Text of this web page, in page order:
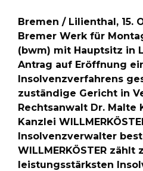
Bremen / Lilienthal, 15.
Bremer Werk für
(bwm) mit Hauptsitz in
Antrag auf Eröffnung
Insolvenzverfahrens
zuständige Gericht in
Rechtsanwalt Dr. Malte
Kanzlei
Insolvenzverwalter
WILLMERKÖSTER zählt
leistungsstärksten